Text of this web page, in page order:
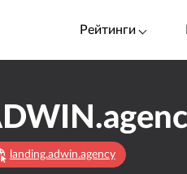
Рейтинги
landing.adwin.agency